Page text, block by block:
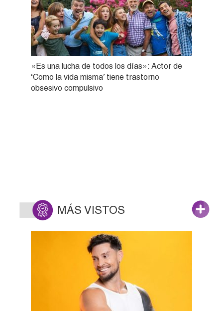
«Es una lucha de todos los días»: Actor de
‘Como la vida misma’ tiene trastorno
obsesivo compulsivo
MÁS VISTOS